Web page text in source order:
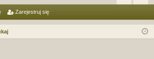
og ej
Zarejestruj się